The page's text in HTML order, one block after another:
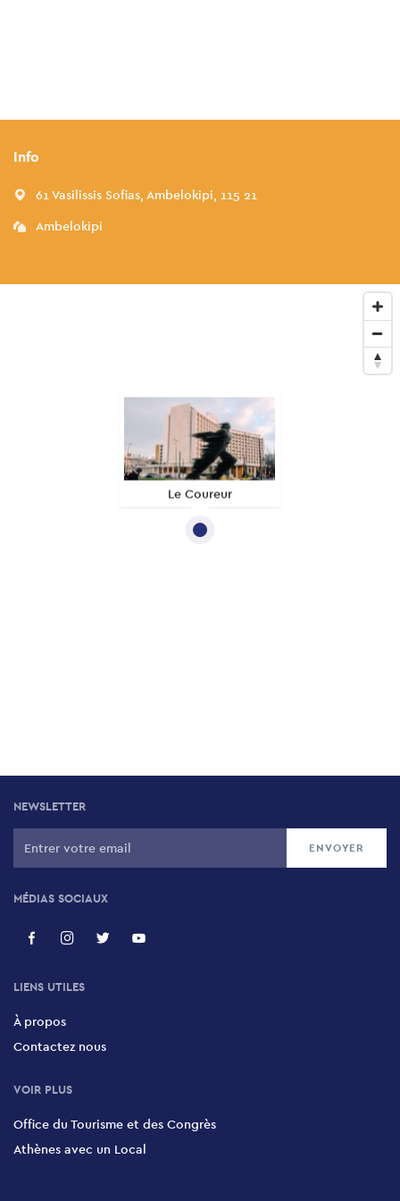
Info
61 Vasilissis Sofias, Ambelokipi, 115 21
Ambelokipi
Le Coureur
NEWSLETTER
MÉDIAS SOCIAUX
LIENS UTILES
À propos
Contactez nous
VOIR PLUS
Office du Tourisme et des Congrès
Athènes avec un Local